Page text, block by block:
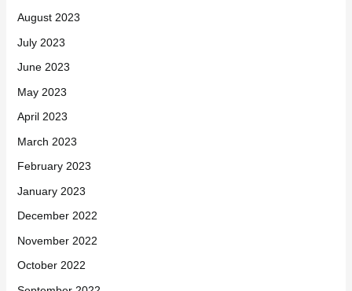
August 2023
July 2023
June 2023
May 2023
April 2023
March 2023
February 2023
January 2023
December 2022
November 2022
October 2022